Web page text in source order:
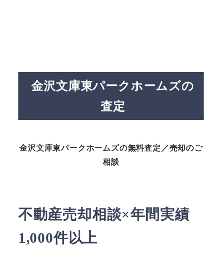
金沢文庫東パークホームズの
査定
金沢文庫東パークホームズの無料査定／売却のご
相談
不動産売却相談×年間実績
1,000件以上